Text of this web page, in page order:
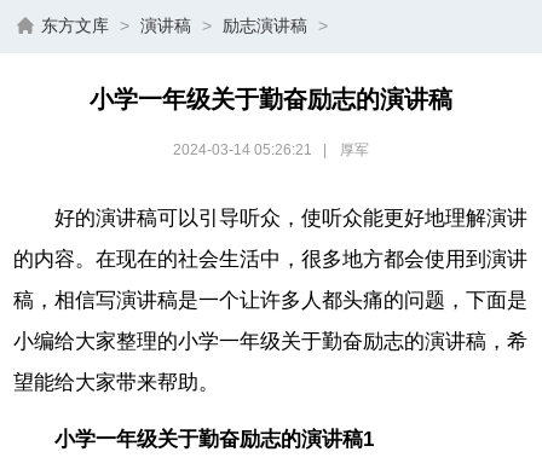
东方文库 > 演讲稿 > 励志演讲稿 >
小学一年级关于勤奋励志的演讲稿
2024-03-14 05:26:21 厚军
好的演讲稿可以引导听众，使听众能更好地理解演讲
的内容。在现在的社会生活中，很多地方都会使用到演讲
稿，相信写演讲稿是一个让许多人都头痛的问题，下面是
小编给大家整理的小学一年级关于勤奋励志的演讲稿，希
望能给大家带来帮助。
小学一年级关于勤奋励志的演讲稿1